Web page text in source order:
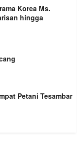
Korea Ms.
hingga
Petani Tesambar